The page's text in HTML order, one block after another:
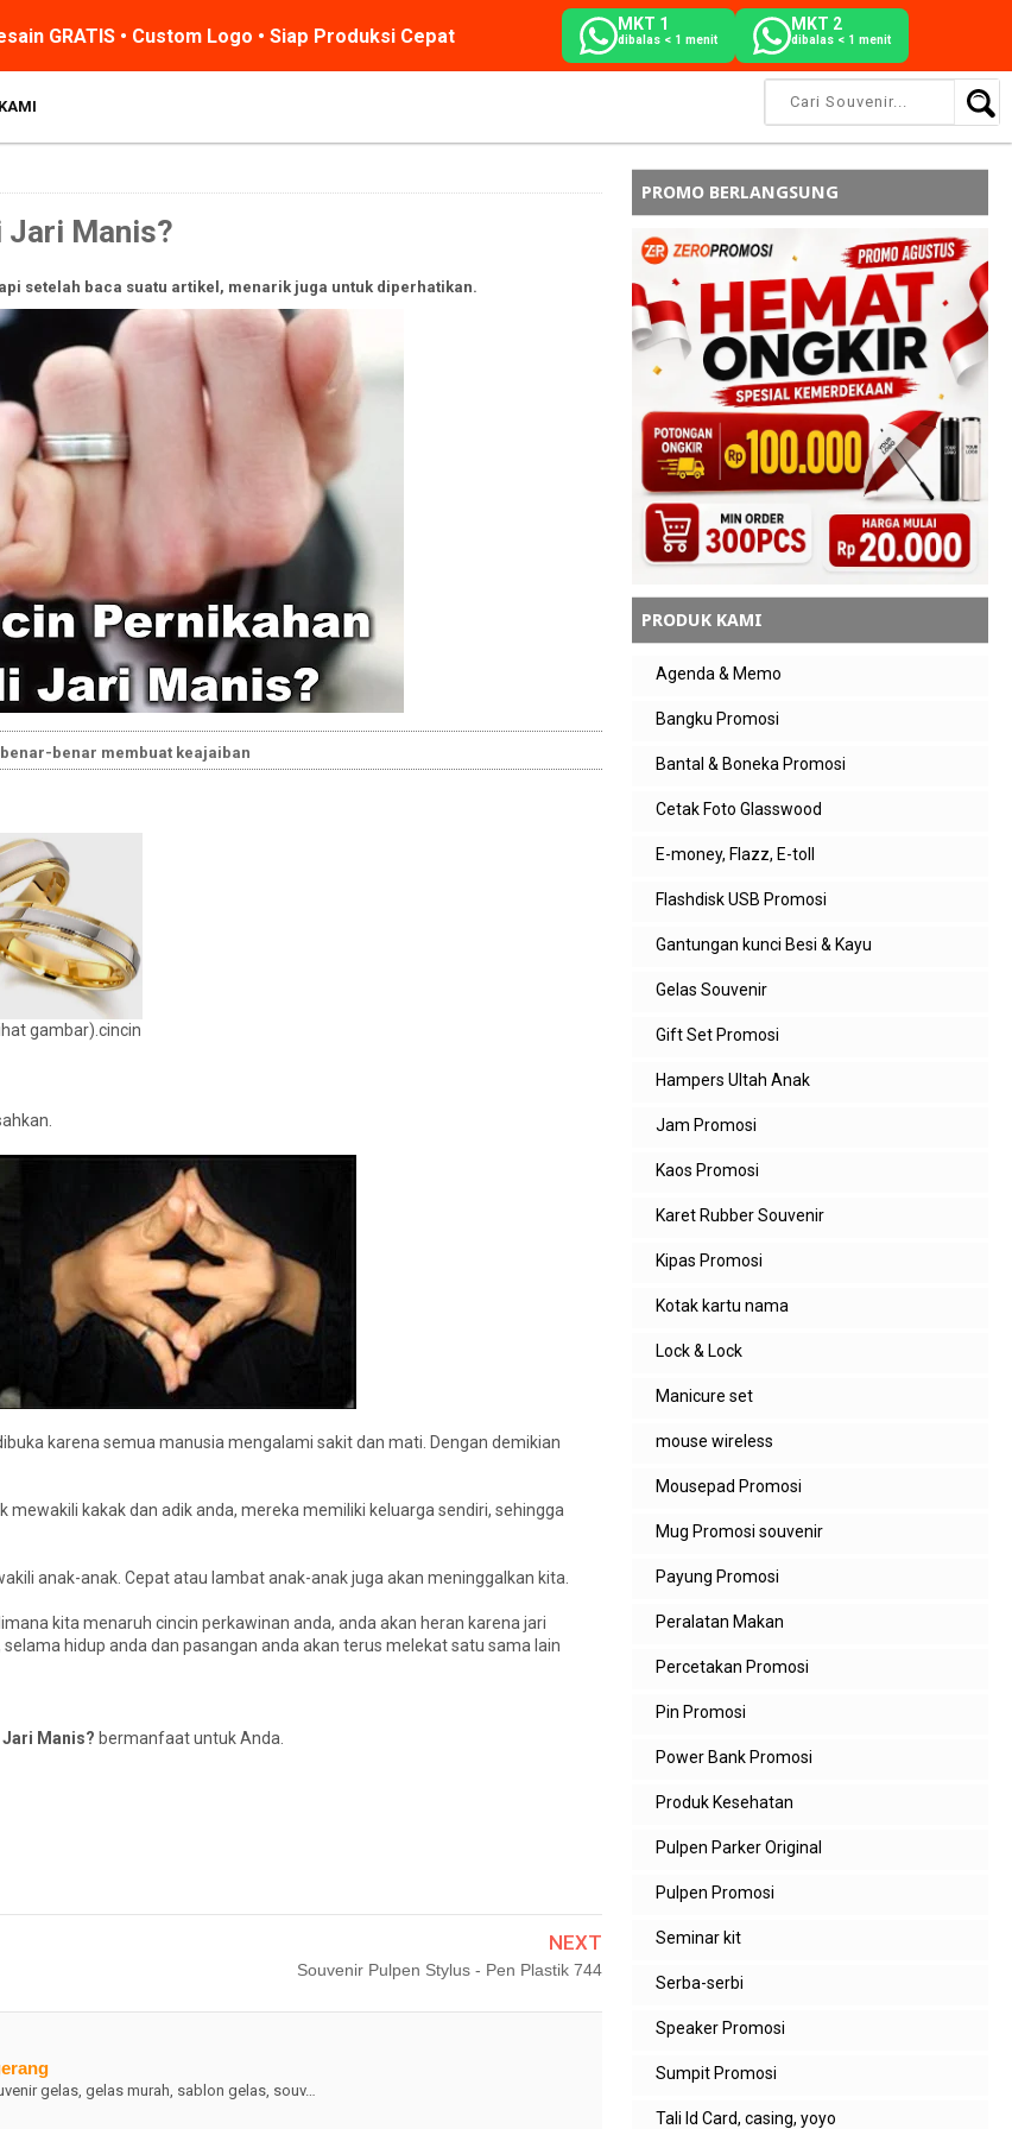
GRATIS • Custom Logo • Siap Produksi Cepat
MKT 1
dibalas < 1 menit
MKT 2
dibalas < 1 menit
Jari Manis?
setelah baca suatu artikel, menarik juga untuk diperhatikan.
benar membuat keajaiban
gambar).cincin
karena semua manusia mengalami sakit dan mati. Dengan demikian
kakak dan adik anda, mereka memiliki keluarga sendiri, sehingga
anak-anak. Cepat atau lambat anak-anak juga akan meninggalkan kita.
kita menaruh cincin perkawinan anda, anda akan heran karena jari
hidup anda dan pasangan anda akan terus melekat satu sama lain
Manis? bermanfaat untuk Anda.
NEXT
Souvenir Pulpen Stylus - Pen Plastik 744
gelas, gelas murah, sablon gelas, souv…
PROMO BERLANGSUNG
PRODUK KAMI
Agenda & Memo
Bangku Promosi
Bantal & Boneka Promosi
Cetak Foto Glasswood
E-money, Flazz, E-toll
Flashdisk USB Promosi
Gantungan kunci Besi & Kayu
Gelas Souvenir
Gift Set Promosi
Hampers Ultah Anak
Jam Promosi
Kaos Promosi
Karet Rubber Souvenir
Kipas Promosi
Kotak kartu nama
Lock & Lock
Manicure set
mouse wireless
Mousepad Promosi
Mug Promosi souvenir
Payung Promosi
Peralatan Makan
Percetakan Promosi
Pin Promosi
Power Bank Promosi
Produk Kesehatan
Pulpen Parker Original
Pulpen Promosi
Seminar kit
Serba-serbi
Speaker Promosi
Sumpit Promosi
Tali Id Card, casing, yoyo